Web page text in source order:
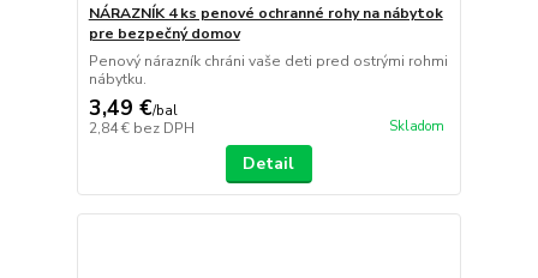
NÁRAZNÍK 4 ks penové ochranné rohy na nábytok
pre bezpečný domov
Penový nárazník chráni vaše deti pred ostrými rohmi
nábytku.
3,49 €/bal
2,84 € bez DPH Skladom
Detail